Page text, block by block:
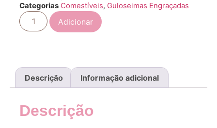
Categorias Comestíveis, Guloseimas Engraçadas
Adicionar
Descrição Informação adicional
Descrição